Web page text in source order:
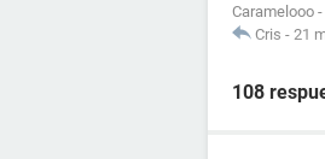
Caramelooo -
Cris - 21
108